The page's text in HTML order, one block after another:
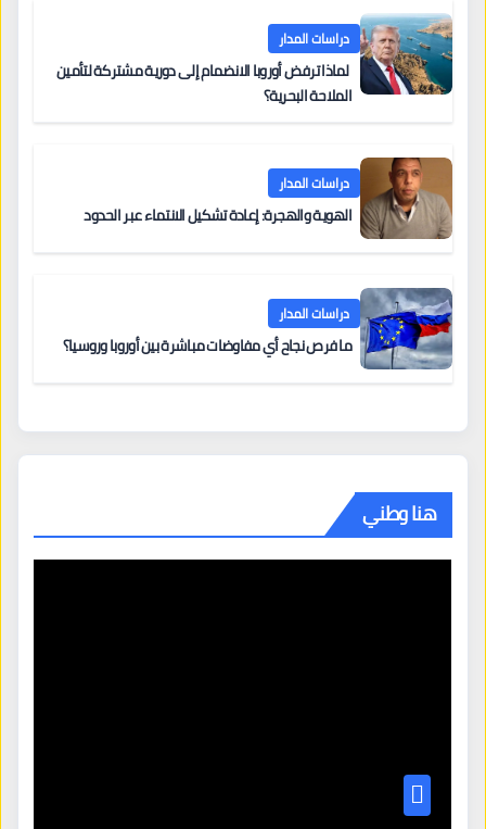
دراسات المدار
لماذا ترفض أوروبا الانضمام إلى دورية مشتركة لتأمين
الملاحة البحرية؟
دراسات المدار
الهوية والهجرة: إعادة تشكيل الانتماء عبر الحدود
دراسات المدار
ما فرص نجاح أي مفاوضات مباشرة بين أوروبا وروسيا؟
هنا وطني